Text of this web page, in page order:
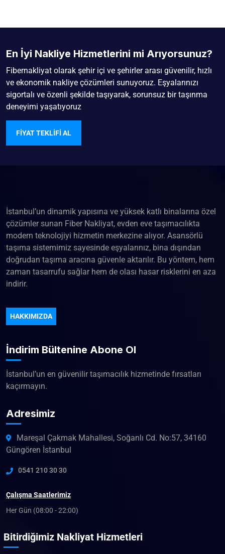
En İyi Nakliye Hizmetlerini mi Arıyorsunuz?
Fibernakliyat olarak şehir içi ve şehirler arası güvenilir, hızlı
ve ekonomik nakliye çözümleri sunuyoruz. Eşyalarınızı
sigortalı ve özenli şekilde taşıyarak, sorunsuz bir taşınma
deneyimi yaşatıyoruz
FIYAT TEKLIFI AL
İstanbul’un dinamik yapısına ve yüksek katlı binalarına özel
çözümler sunan Fiber Nakliyat, evden eve taşımacılıkta
modern teknolojiyi hizmetin merkezine alıyor. Asansörlü
taşıma sistemimiz sayesinde eşyalarınız, bina dışından
doğrudan taşıma aracına güvenle aktarılır. Bu yöntem, hem
zaman tasarrufu sağlar hem de olası hasar risklerini en aza
indirir.
HAKKIMIZDA
İndirim Bültenine Abone Ol
İstanbul’un en güvenilir taşımacılık hizmetinde fırsatları
kaçırmayın.
Adresimiz
Mareşal Çakmak Mahallesi, Soğanlı Cd. No:57, 34160
Güngören İstanbul
0541 210 30 30
Çalışma Saatlerimiz
Her Gün (08:00 - 22:00)
Bitirdiğimiz Nakliyat Hizmetleri